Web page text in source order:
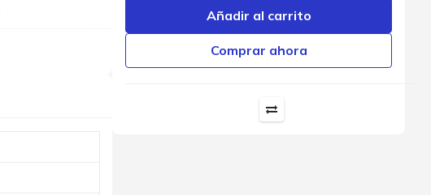
Añadir al carrito
Comprar ahora